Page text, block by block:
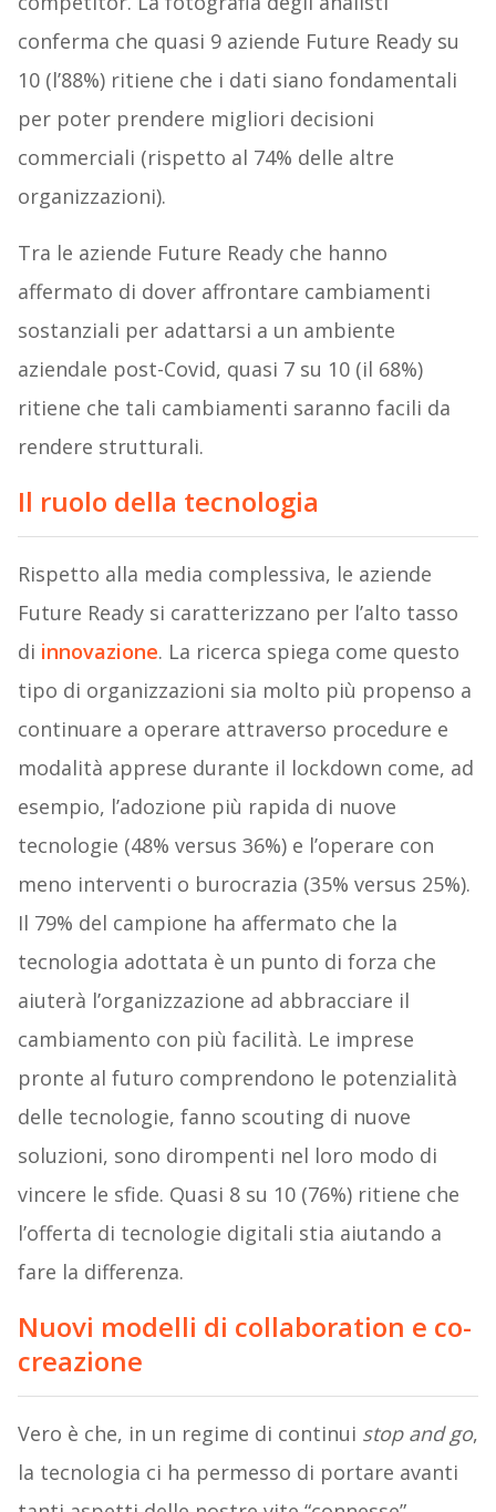
conferma che quasi 9 aziende Future Ready su
10 (l’88%) ritiene che i dati siano fondamentali
per poter prendere migliori decisioni
commerciali (rispetto al 74% delle altre
organizzazioni).
Tra le aziende Future Ready che hanno
affermato di dover affrontare cambiamenti
sostanziali per adattarsi a un ambiente
aziendale post-Covid, quasi 7 su 10 (il 68%)
ritiene che tali cambiamenti saranno facili da
rendere strutturali.
Il ruolo della tecnologia
Rispetto alla media complessiva, le aziende
Future Ready si caratterizzano per l’alto tasso
di innovazione. La ricerca spiega come questo
tipo di organizzazioni sia molto più propenso a
continuare a operare attraverso procedure e
modalità apprese durante il lockdown come, ad
esempio, l’adozione più rapida di nuove
tecnologie (48% versus 36%) e l’operare con
meno interventi o burocrazia (35% versus 25%).
Il 79% del campione ha affermato che la
tecnologia adottata è un punto di forza che
aiuterà l’organizzazione ad abbracciare il
cambiamento con più facilità. Le imprese
pronte al futuro comprendono le potenzialità
delle tecnologie, fanno scouting di nuove
soluzioni, sono dirompenti nel loro modo di
vincere le sfide. Quasi 8 su 10 (76%) ritiene che
l’offerta di tecnologie digitali stia aiutando a
fare la differenza.
Nuovi modelli di collaboration e co-
creazione
Vero è che, in un regime di continui stop and go,
la tecnologia ci ha permesso di portare avanti